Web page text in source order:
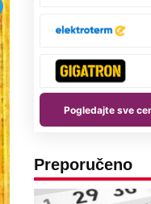
Preporučeno